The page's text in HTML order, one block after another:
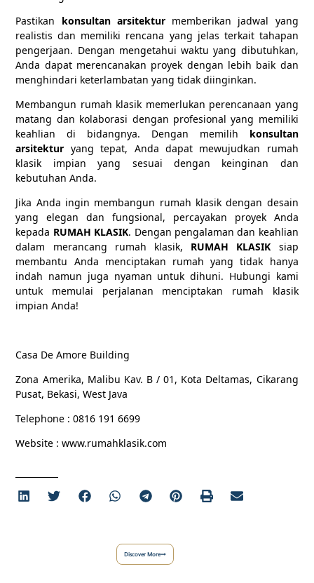
Pastikan konsultan arsitekturmemberikan jadwal yang
realistis dan memiliki rencana yang jelas terkait tahapan
pengerjaan. Dengan mengetahui waktu yang dibutuhkan,
Anda dapat merencanakan proyek dengan lebih baik dan
menghindari keterlambatan yang tidak diinginkan.
Membangun rumah klasik memerlukan perencanaan yang
matang dan kolaborasi dengan profesional yang memiliki
keahlian di bidangnya. Dengan memilih konsultan
arsitektur yang tepat, Anda dapat mewujudkan rumah
klasik impian yang sesuai dengan keinginan dan
kebutuhan Anda.
Jika Anda ingin membangun rumah klasik dengan desain
yang elegan dan fungsional, percayakan proyek Anda
kepada RUMAH KLASIK. Dengan pengalaman dan keahlian
dalam merancang rumah klasik, RUMAH KLASIK siap
membantu Anda menciptakan rumah yang tidak hanya
indah namun juga nyaman untuk dihuni. Hubungi kami
untuk memulai perjalanan menciptakan rumah klasik
impian Anda!
Casa De Amore Building
Zona Amerika, Malibu Kav. B / 01, Kota Deltamas, Cikarang
Pusat, Bekasi, West Java
Telephone : 0816 191 6699
Website : www.rumahklasik.com
Discover More